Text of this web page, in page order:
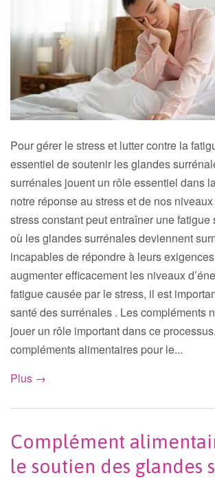
Pour gérer le stress et lutter contre la
essentiel de soutenir les glandes
surrénales jouent un rôle essentiel dans
notre réponse au stress et de nos
stress constant peut entraîner une fatigue
où les glandes surrénales deviennent
incapables de répondre à leurs
augmenter efficacement les niveaux
fatigue causée par le stress, il est
santé des surrénales . Les compléments
jouer un rôle important dans ce
compléments alimentaires pour le...
Plus →
Complément
le soutien des glandes